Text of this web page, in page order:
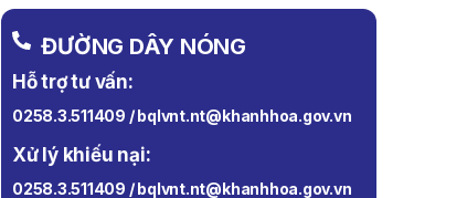
ĐƯỜNG DÂY NÓNG
Hỗ trợ tư vấn:
0258.3.511409 / bqlvnt.nt@khanhhoa.gov.vn
Xử lý khiếu nại:
0258.3.511409 / bqlvnt.nt@khanhhoa.gov.vn